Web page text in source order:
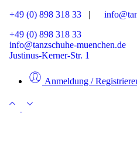
+49 (0) 898 318 33 |
+49 (0) 898 318 33
info@tanzschuhe-muenchen.de
Justinus-Kerner-Str. 1
Anmeldung /